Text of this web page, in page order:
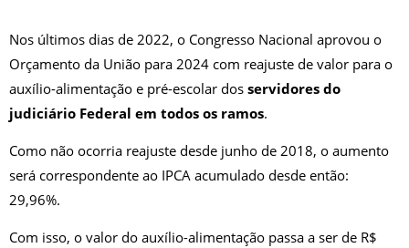
Nos últimos dias de 2022, o Congresso Nacional aprovou o
Orçamento da União para 2024 com reajuste de valor para o
auxílio-alimentação e pré-escolar dos servidores do
judiciário Federal em todos os ramos.
Como não ocorria reajuste desde junho de 2018, o aumento
será correspondente ao IPCA acumulado desde então:
29,96%.
Com isso, o valor do auxílio-alimentação passa a ser de R$